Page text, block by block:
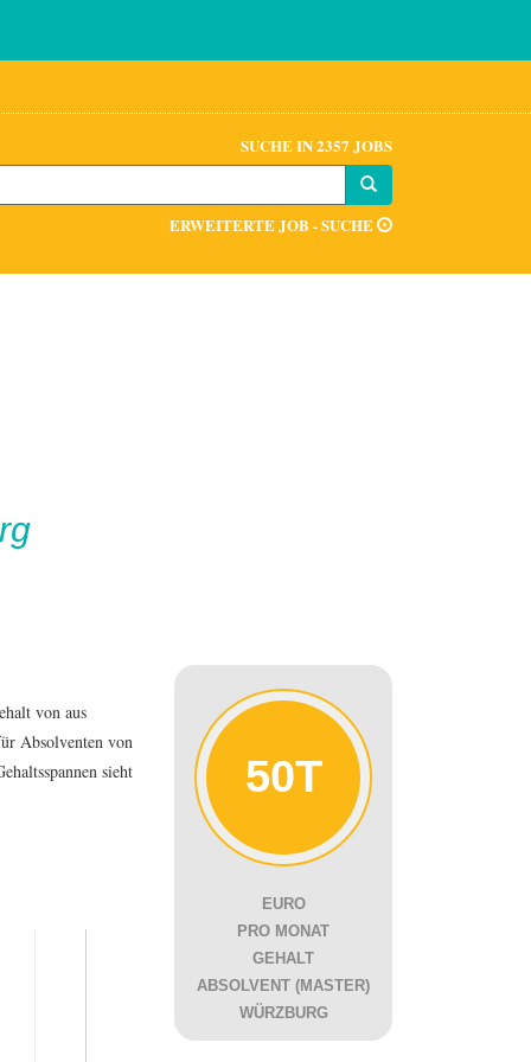
SUCHE IN 2357 JOBS
ERWEITERTE JOB - SUCHE
von aus
Absolventen von
sieht
50T
EURO
PRO MONAT
GEHALT
ABSOLVENT (MASTER)
WÜRZBURG